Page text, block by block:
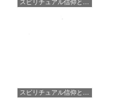
スピリチュアル信仰と霊的探究